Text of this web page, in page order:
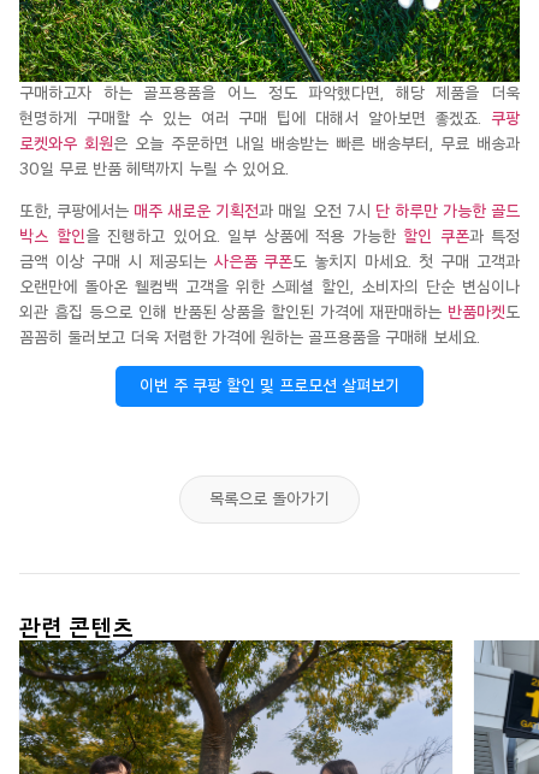
구매하고자 하는 골프용품을 어느 정도 파악했다면, 해당 제품을 더욱
현명하게 구매할 수 있는 여러 구매 팁에 대해서 알아보면 좋겠죠. 쿠팡
로켓와우 회원은 오늘 주문하면 내일 배송받는 빠른 배송부터, 무료 배송과
30일 무료 반품 헤택까지 누릴 수 있어요.
또한, 쿠팡에서는 매주 새로운 기획전과 매일 오전 7시 단 하루만 가능한 골드
박스 할인을 진행하고 있어요. 일부 상품에 적용 가능한 할인 쿠폰과 특정
금액 이상 구매 시 제공되는 사은품 쿠폰도 놓치지 마세요. 첫 구매 고객과
오랜만에 돌아온 웰컴백 고객을 위한 스페셜 할인, 소비자의 단순 변심이나
외관 흠집 등으로 인해 반품된 상품을 할인된 가격에 재판매하는 반품마켓도
꼼꼼히 둘러보고 더욱 저렴한 가격에 원하는 골프용품을 구매해 보세요.
이번 주 쿠팡 할인 및 프로모션 살펴보기
목록으로 돌아가기
관련 콘텐츠